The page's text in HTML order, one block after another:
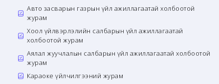
Авто засварын газрын үйл ажиллагаатай холбоотой
журам
Хоол үйлвэрлэлийн салбарын үйл ажиллагаатай
холбоотой журам
Аялал жуучлалын салбарын үйл ажиллагаатай холбоотой
журам
Караоке үйлчилгээний журам